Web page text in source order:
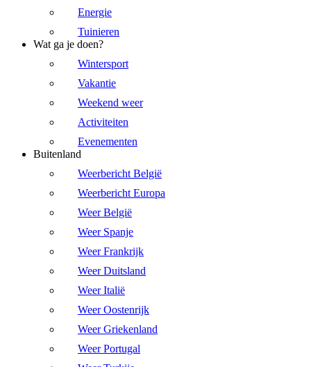
Energie
Tuinieren
Wat ga je doen?
Wintersport
Vakantie
Weekend weer
Activiteiten
Evenementen
Buitenland
Weerbericht België
Weerbericht Europa
Weer België
Weer Spanje
Weer Frankrijk
Weer Duitsland
Weer Italië
Weer Oostenrijk
Weer Griekenland
Weer Portugal